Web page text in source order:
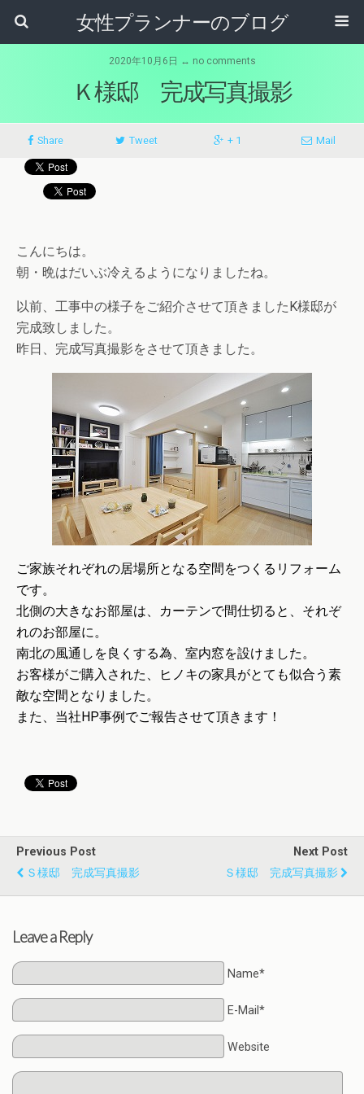
女性プランナーのブログ
2020年10月6日 ↔ no comments
Ｋ様邸 完成写真撮影
Share Tweet + 1 Mail
こんにちは。
朝・晩はだいぶ冷えるようになりましたね。
以前、工事中の様子をご紹介させて頂きましたK様邸が
完成致しました。
昨日、完成写真撮影をさせて頂きました。
ご家族それぞれの居場所となる空間をつくるリフォーム
です。
北側の大きなお部屋は、カーテンで間仕切ると、それぞ
れのお部屋に。
南北の風通しを良くする為、室内窓を設けました。
お客様がご購入された、ヒノキの家具がとても似合う素
敵な空間となりました。
また、当社HP事例でご報告させて頂きます！
Previous Post
Ｓ様邸 完成写真撮影
Next Post
Ｓ様邸 完成写真撮影
Leave a Reply
Name*
E-Mail*
Website